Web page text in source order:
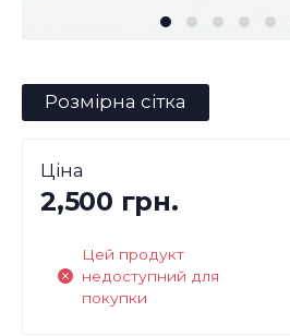
Розмірна сітка
Ціна
2,500 грн.
Цей продукт
недоступний для
покупки